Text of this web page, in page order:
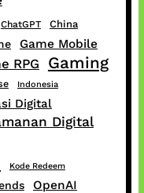
ChatGPT China
Game Mobile
RPG Gaming
Indonesia
Digital
Digital
Kode Redeem
OpenAI